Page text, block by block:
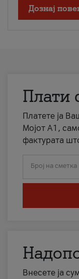
Дознај
Плати
Платете ја
Мојот А1,
фактурата
Број на сметка
Внесете ја